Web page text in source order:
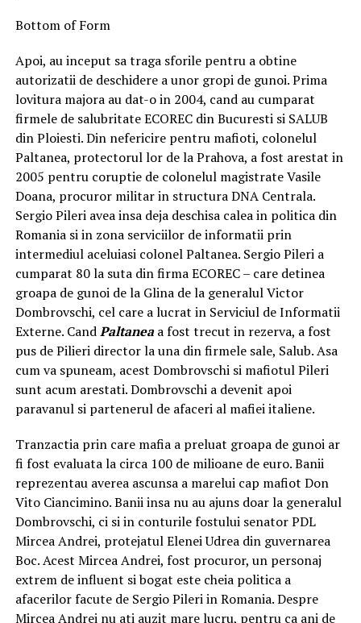
Bottom of Form
Apoi, au inceput sa traga sforile pentru a obtine
autorizatii de deschidere a unor gropi de gunoi. Prima
lovitura majora au dat-o in 2004, cand au cumparat
firmele de salubritate ECOREC din Bucuresti si SALUB
din Ploiesti. Din nefericire pentru mafioti, colonelul
Paltanea, protectorul lor de la Prahova, a fost arestat in
2005 pentru coruptie de colonelul magistrate Vasile
Doana, procuror militar in structura DNA Centrala.
Sergio Pileri avea insa deja deschisa calea in politica din
Romania si in zona serviciilor de informatii prin
intermediul aceluiasi colonel Paltanea. Sergio Pileri a
cumparat 80 la suta din firma ECOREC – care detinea
groapa de gunoi de la Glina de la generalul Victor
Dombrovschi, cel care a lucrat in Serviciul de Informatii
Externe. CandPaltaneaa fost trecut in rezerva, a fost
pus de Pilieri director la una din firmele sale, Salub. Asa
cum va spuneam, acest Dombrovschi si mafiotul Pileri
sunt acum arestati. Dombrovschi a devenit apoi
paravanul si partenerul de afaceri al mafiei italiene.
Tranzactia prin care mafia a preluat groapa de gunoi ar
fi fost evaluata la circa 100 de milioane de euro. Banii
reprezentau averea ascunsa a marelui cap mafiot Don
Vito Ciancimino. Banii insa nu au ajuns doar la generalul
Dombrovschi, ci si in conturile fostului senator PDL
Mircea Andrei, protejatul Elenei Udrea din guvernarea
Boc. Acest Mircea Andrei, fost procuror, un personaj
extrem de influent si bogat este cheia politica a
afacerilor facute de Sergio Pileri in Romania. Despre
Mircea Andrei nu ati auzit mare lucru, pentru ca ani de